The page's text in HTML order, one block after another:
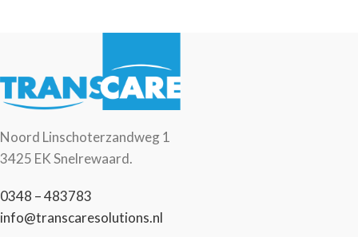
Noord Linschoterzandweg 1
3425 EK Snelrewaard.
0348 – 483783
info@transcaresolutions.nl